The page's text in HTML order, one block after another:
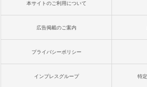
本サイトのご利用について
広告掲載のご案内
プライバシーポリシー
インプレスグループ 特